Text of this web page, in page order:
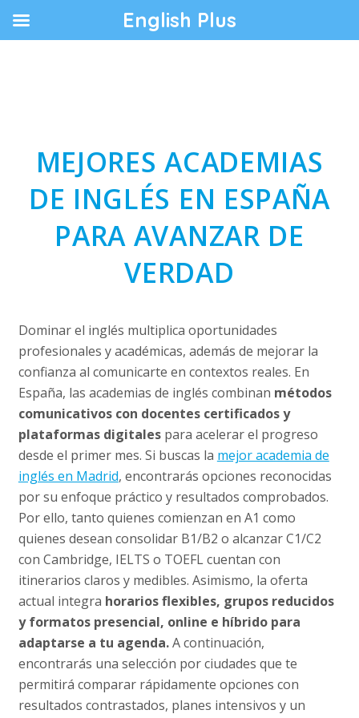
MEJORES ACADEMIAS
DE INGLÉS EN ESPAÑA
PARA AVANZAR DE
VERDAD
Dominar el inglés multiplica oportunidades
profesionales y académicas, además de mejorar la
confianza al comunicarte en contextos reales. En
España, las academias de inglés combinan métodos
comunicativos con docentes certificados y
plataformas digitalespara acelerar el progreso
desde el primer mes. Si buscas la mejor academia de
inglés en Madrid, encontrarás opciones reconocidas
por su enfoque práctico y resultados comprobados.
Por ello, tanto quienes comienzan en A1 como
quienes desean consolidar B1/B2 o alcanzar C1/C2
con Cambridge, IELTS o TOEFL cuentan con
itinerarios claros y medibles. Asimismo, la oferta
actual integra horarios flexibles, grupos reducidos
y formatos presencial, online e híbrido para
adaptarse a tu agenda.A continuación,
encontrarás una selección por ciudades que te
permitirá comparar rápidamente opciones con
resultados contrastados, planes intensivos y un
English Plus